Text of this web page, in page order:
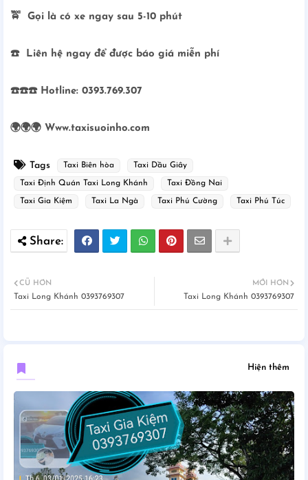
🚖 Gọi là có xe ngay sau 5-10 phút
☎️ Liên hệ ngay để được báo giá miễn phí
☎️☎️☎️ Hotline: 0393.769.307
🌍🌍🌍 Www.taxisuoinho.com
Tags Taxi Biên hòa Taxi Dầu Giây
Taxi Định Quán Taxi Long Khánh Taxi Đồng Nai
Taxi Gia Kiệm Taxi La Ngà Taxi Phú Cường Taxi Phú Túc
MỚI HƠN
Taxi Long Khánh 0393769307
CŨ HƠN
Taxi Long Khánh 0393769307
Hiện thêm